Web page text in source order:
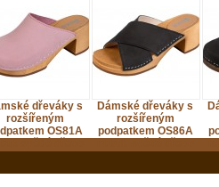
dřeváky s
rozšířeným
OS81A
Dámské dřeváky s
rozšířeným
podpatkem OS86A